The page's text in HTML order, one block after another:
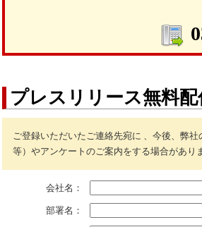
プレスリリース無料
ご登録いただいたご連絡先宛に 、今後、弊
等）やアンケートのご案内をする場合があり
会社名：
部署名：